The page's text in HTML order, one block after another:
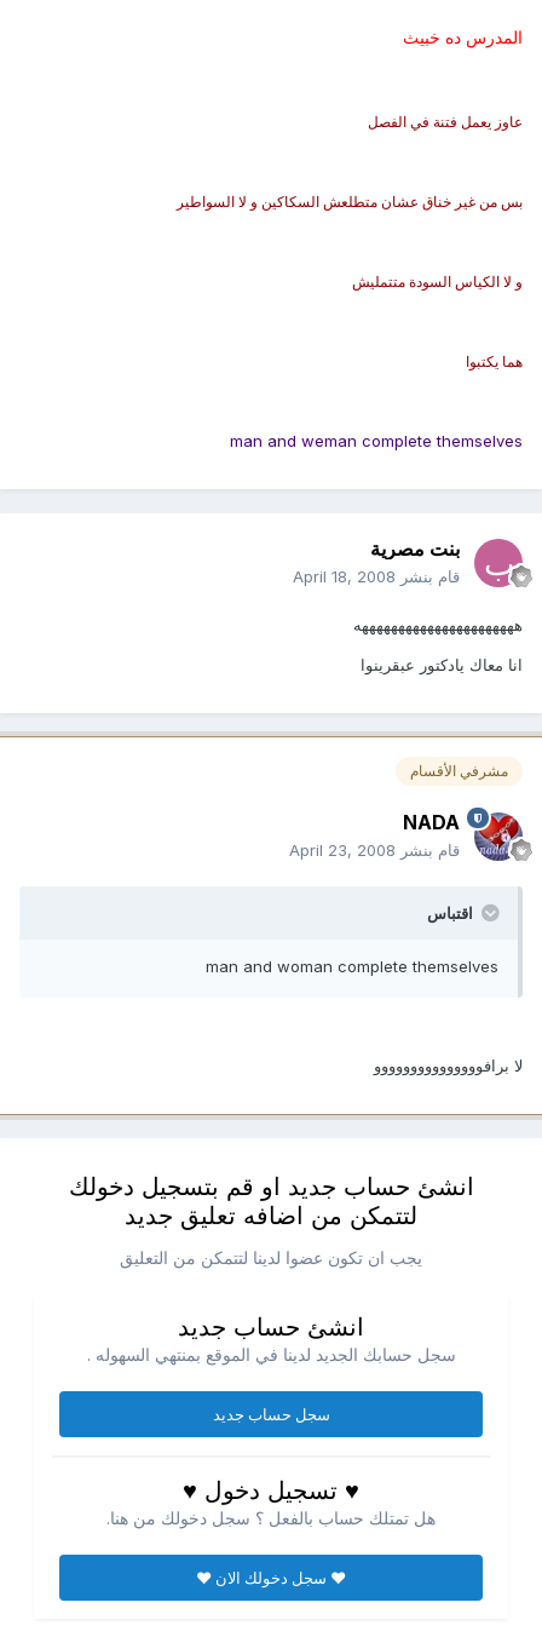
المدرس ده خبيث
عاوز يعمل فتنة في الفصل
بس من غير خناق عشان متطلعش السكاكين و لا السواطير
و لا الكياس السودة متتمليش
هما يكتبوا
man and weman complete themselves
بنت مصرية
قام بنشر April 18, 2008
ههههههههههههههههههههههه
انا معاك يادكتور عبقرينوا
مشرفي الأقسام
NADA
قام بنشر April 23, 2008
اقتباس
man and woman complete themselves
لا برافووووووووووووووو
انشئ حساب جديد او قم بتسجيل دخولك
لتتمكن من اضافه تعليق جديد
يجب ان تكون عضوا لدينا لتتمكن من التعليق
انشئ حساب جديد
سجل حسابك الجديد لدينا في الموقع بمنتهي السهوله .
سجل حساب جديد
♥ تسجيل دخول ♥
هل تمتلك حساب بالفعل ؟ سجل دخولك من هنا.
♥ سجل دخولك الان ♥